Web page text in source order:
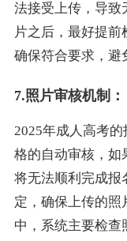
法接受上传，导致
片之后，最好提前
确保符合要求，避
7.照片审核机制：
2025年成人高考
格的自动审核，如
将无法顺利完成报
定，确保上传的照
中，系统主要检查